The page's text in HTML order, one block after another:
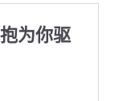
为你驱